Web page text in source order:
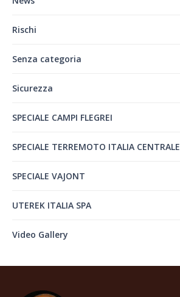
Rischi
Senza categoria
Sicurezza
SPECIALE CAMPI FLEGREI
SPECIALE TERREMOTO ITALIA CENTRALE
SPECIALE VAJONT
UTEREK ITALIA SPA
Video Gallery